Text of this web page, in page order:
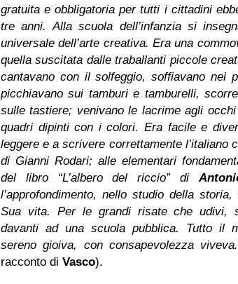
gratuita e obbligatoria per tutti i cittadini
tre anni. Alla scuola dell’infanzia si
universale dell’arte creativa. Era una
quella suscitata dalle traballanti piccole
cantavano con il solfeggio, soffiavano nei
picchiavano sui tamburi e tamburelli,
sulle tastiere; venivano le lacrime agli
quadri dipinti con i colori. Era facile e
leggere e a scrivere correttamente l’italiano
di Gianni Rodari; alle elementari
del libro “L’albero del riccio” di
l’approfondimento, nello studio della
Sua vita. Per le grandi risate che udivi,
davanti ad una scuola pubblica. Tutto il
sereno gioiva, con consapevolezza viveva.
racconto di Vasco).